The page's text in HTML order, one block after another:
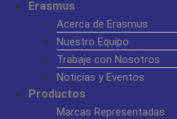
Erasmus
Acerca de Erasmus
Nuestro Equipo
Trabaje con Nosotros
Noticias y Eventos
Productos
Marcas Representadas